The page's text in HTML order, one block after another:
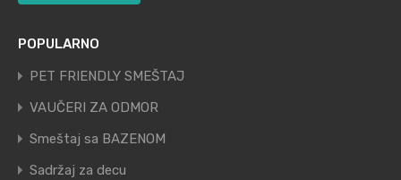
POPULARNO
PET FRIENDLY SMEŠTAJ
VAUČERI ZA ODMOR
Smeštaj sa BAZENOM
Sadržaj za decu